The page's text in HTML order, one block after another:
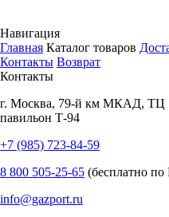
Навигация
Главная Каталог товаров
Контакты Возврат
Контакты
г. Москва, 79-й км МКАД, ТЦ
павильон Т-94
+7 (985) 723-84-59
8 800 505-25-65 (бесплатно
info@gazport.ru